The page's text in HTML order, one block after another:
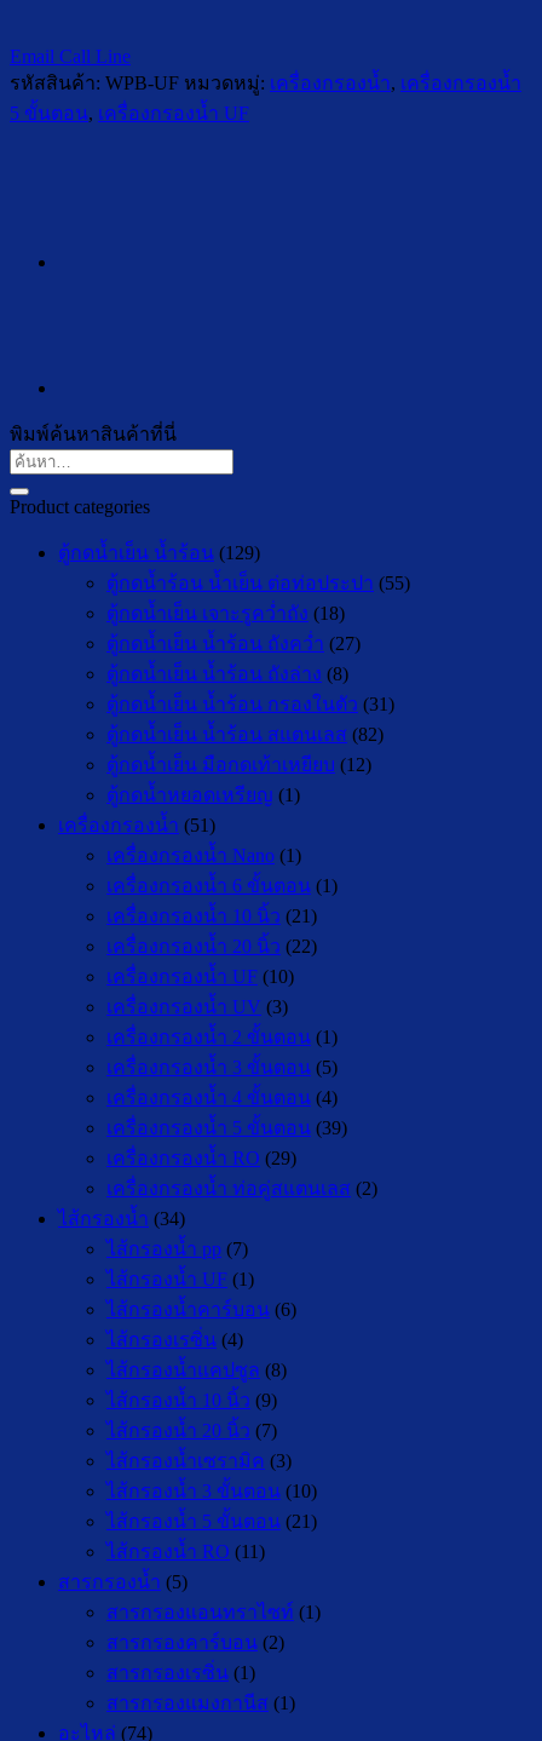
Email Call Line
รหัสสินค้า: WPB-UF หมวดหมู่: เครื่องกรองน้ำ, เครื่องกรองน้ำ
5 ขั้นตอน, เครื่องกรองน้ำ UF
พิมพ์ค้นหาสินค้าที่นี่
ค้นหา:
Product categories
ตู้กดน้ำเย็น น้ำร้อน (129)
ตู้กดน้ำร้อน น้ำเย็น ต่อท่อประปา (55)
ตู้กดน้ำเย็น เจาะรูคว่ำถัง (18)
ตู้กดน้ำเย็น น้ำร้อน ถังคว่ำ (27)
ตู้กดน้ำเย็น น้ำร้อน ถังล่าง (8)
ตู้กดน้ำเย็น น้ำร้อน กรองในตัว (31)
ตู้กดน้ำเย็น น้ำร้อน สแตนเลส (82)
ตู้กดน้ำเย็น มือกดเท้าเหยียบ (12)
ตู้กดน้ำหยอดเหรียญ (1)
เครื่องกรองน้ำ (51)
เครื่องกรองน้ำ Nano (1)
เครื่องกรองน้ำ 6 ขั้นตอน (1)
เครื่องกรองน้ำ 10 นิ้ว (21)
เครื่องกรองน้ำ 20 นิ้ว (22)
เครื่องกรองน้ำ UF (10)
เครื่องกรองน้ำ UV (3)
เครื่องกรองน้ำ 2 ขั้นตอน (1)
เครื่องกรองน้ำ 3 ขั้นตอน (5)
เครื่องกรองน้ำ 4 ขั้นตอน (4)
เครื่องกรองน้ำ 5 ขั้นตอน (39)
เครื่องกรองน้ำ RO (29)
เครื่องกรองน้ำ ท่อคู่สแตนเลส (2)
ไส้กรองน้ำ (34)
ไส้กรองน้ำ pp (7)
ไส้กรองน้ำ UF (1)
ไส้กรองน้ำคาร์บอน (6)
ไส้กรองเรซิ่น (4)
ไส้กรองน้ำแคปซูล (8)
ไส้กรองน้ำ 10 นิ้ว (9)
ไส้กรองน้ำ 20 นิ้ว (7)
ไส้กรองน้ำเซรามิค (3)
ไส้กรองน้ำ 3 ขั้นตอน (10)
ไส้กรองน้ำ 5 ขั้นตอน (21)
ไส้กรองน้ำ RO (11)
สารกรองน้ำ (5)
สารกรองแอนทราไซท์ (1)
สารกรองคาร์บอน (2)
สารกรองเรซิ่น (1)
สารกรองแมงกานีส (1)
อะไหล่ (74)